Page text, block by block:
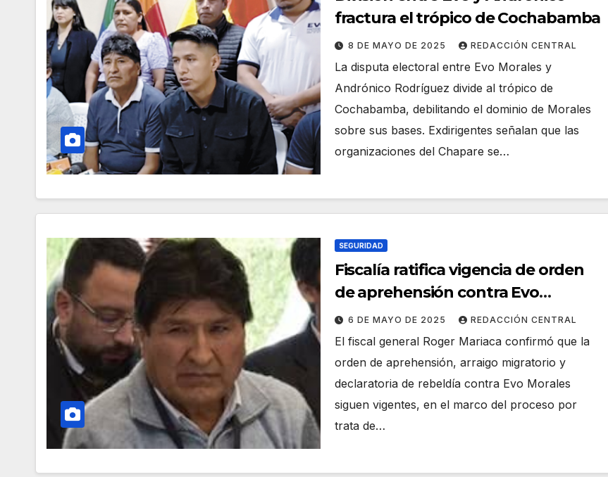
fractura el trópico de Cochabamba
8 DE MAYO DE 2025 REDACCIÓN CENTRAL
La disputa electoral entre Evo Morales y
Andrónico Rodríguez divide al trópico de
Cochabamba, debilitando el dominio de Morales
sobre sus bases. Exdirigentes señalan que las
organizaciones del Chapare se…
SEGURIDAD
Fiscalía ratifica vigencia de orden
de aprehensión contra Evo
Morales
6 DE MAYO DE 2025 REDACCIÓN CENTRAL
El fiscal general Roger Mariaca confirmó que la
orden de aprehensión, arraigo migratorio y
declaratoria de rebeldía contra Evo Morales
siguen vigentes, en el marco del proceso por
trata de…